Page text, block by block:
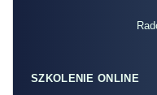
SZKOLENIE ONLINE